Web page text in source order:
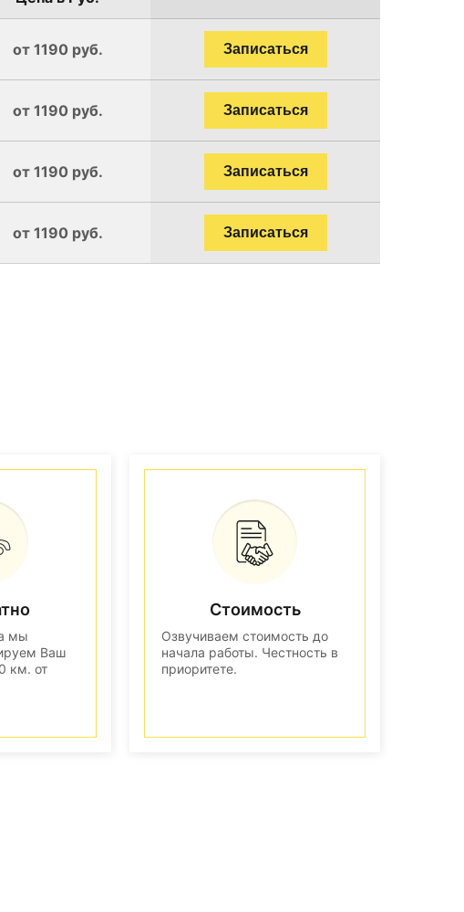
от 1190 руб. Записаться
от 1190 руб. Записаться
от 1190 руб. Записаться
от 1190 руб. Записаться
мы
Ваш
км. от
Стоимость
Озвучиваем стоимость до
начала работы. Честность в
приоритете.